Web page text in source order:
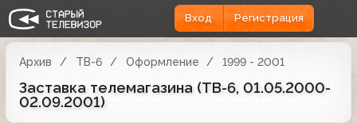
Вход Регистрация
Архив ТВ-6 Оформление 1999 - 2001
Заставка телемагазина (ТВ-6, 01.05.2000-
02.09.2001)